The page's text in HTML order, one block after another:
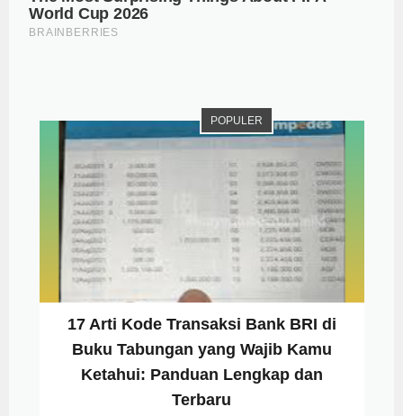
POPULER
17 Arti Kode Transaksi Bank BRI di
Buku Tabungan yang Wajib Kamu
Ketahui: Panduan Lengkap dan
Terbaru